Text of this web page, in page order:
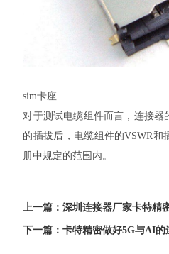
sim卡座
对于测试电缆组件而言，连接器
的插拔后，电缆组件的VSWR和
册中规定的范围内。
上一篇：深圳连接器厂家卡特精
下一篇：卡特精密做好5G与AI的